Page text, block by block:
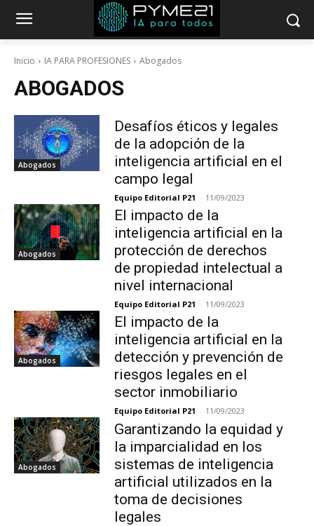
Inicio IA PARA PROFESIONES Abogados
ABOGADOS
Abogados
Desafíos éticos y legales
de la adopción de la
inteligencia artificial en el
campo legal
Equipo Editorial P21 - 11/09/2023
Abogados
El impacto de la
inteligencia artificial en la
protección de derechos
de propiedad intelectual a
nivel internacional
Equipo Editorial P21 - 11/09/2023
Abogados
El impacto de la
inteligencia artificial en la
detección y prevención de
riesgos legales en el
sector inmobiliario
Equipo Editorial P21 - 11/09/2023
Abogados
Garantizando la equidad y
la imparcialidad en los
sistemas de inteligencia
artificial utilizados en la
toma de decisiones
legales